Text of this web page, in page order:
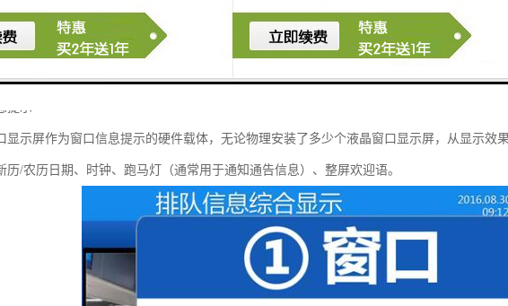
提示
显示屏作为窗口信息提示的硬件载体，无论物理安装了多少个液晶窗口显示屏，从显示效
历/农历日期、时钟、跑马灯（通常用于通知通告信息）、整屏欢迎语。